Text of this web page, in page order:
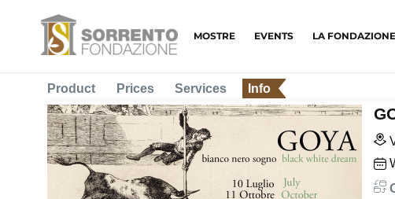
MOSTRE EVENTS LA FONDAZIONE
Product Prices Services Info